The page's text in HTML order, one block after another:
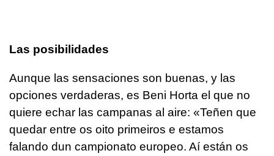
Las posibilidades
Aunque las sensaciones son buenas, y las
opciones verdaderas, es Beni Horta el que no
quiere echar las campanas al aire: «Teñen que
quedar entre os oito primeiros e estamos
falando dun campionato europeo. Aí están os